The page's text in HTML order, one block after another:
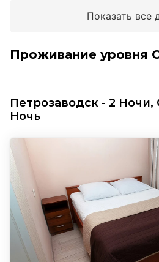
Показать все
Проживание уровня
Петрозаводск - 2 Ночи,
Ночь